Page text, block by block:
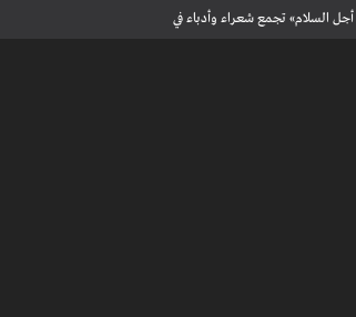
السلام» تجمع شعراء وأدباء في